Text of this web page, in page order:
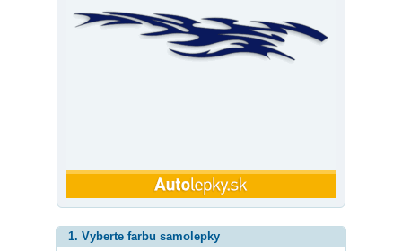
1. Vyberte farbu samolepky